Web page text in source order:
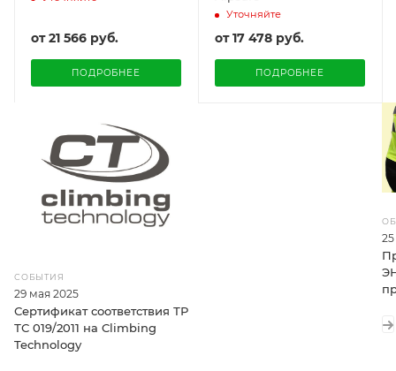
от21 566 руб.
ПОДРОБНЕЕ
Уточняйте
от17 478 руб.
ПОДРОБНЕЕ
СОБЫТИЯ
29 мая 2025
Сертификат соответствия ТР
ТС 019/2011 на Climbing
Technology